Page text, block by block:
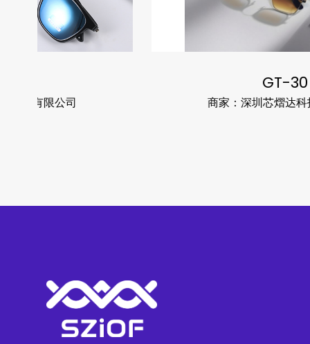
商家：深圳芯熠达科技有限公司